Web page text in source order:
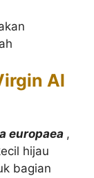
Al
europaea ,
hijau
bagian